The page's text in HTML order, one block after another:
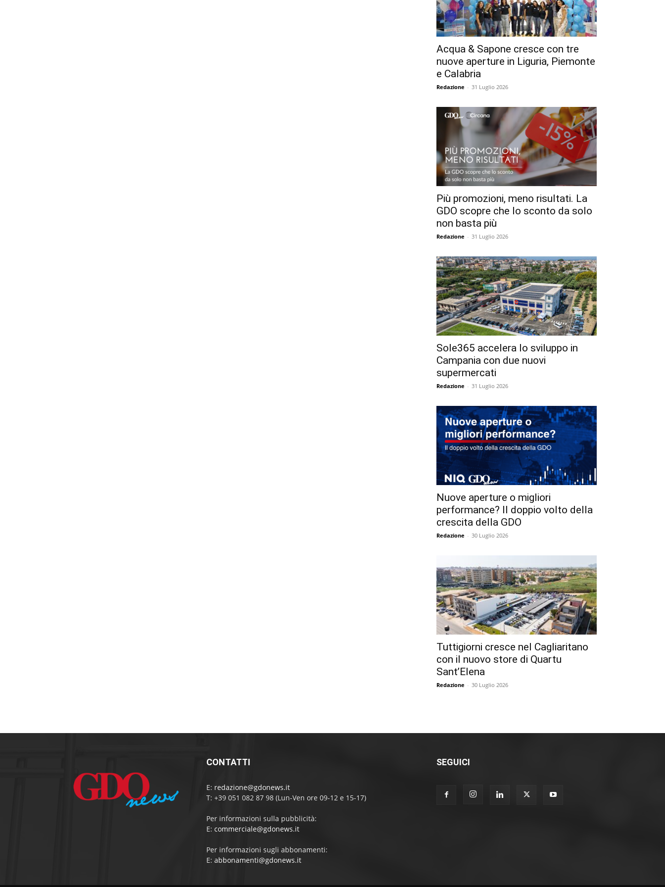
Acqua & Sapone cresce con tre
nuove aperture in Liguria, Piemonte
e Calabria
Redazione - 31 Luglio 2026
Più promozioni, meno risultati. La
GDO scopre che lo sconto da solo
non basta più
Redazione - 31 Luglio 2026
Sole365 accelera lo sviluppo in
Campania con due nuovi
supermercati
Redazione - 31 Luglio 2026
Nuove aperture o migliori
performance? Il doppio volto della
crescita della GDO
Redazione - 30 Luglio 2026
Tuttigiorni cresce nel Cagliaritano
con il nuovo store di Quartu
Sant’Elena
Redazione - 30 Luglio 2026
CONTATTI
E: redazione@gdonews.it
T: +39 051 082 87 98 (Lun-Ven ore 09-12 e 15-17)
Per informazioni sulla pubblicità:
E: commerciale@gdonews.it
Per informazioni sugli abbonamenti:
E: abbonamenti@gdonews.it
SEGUICI